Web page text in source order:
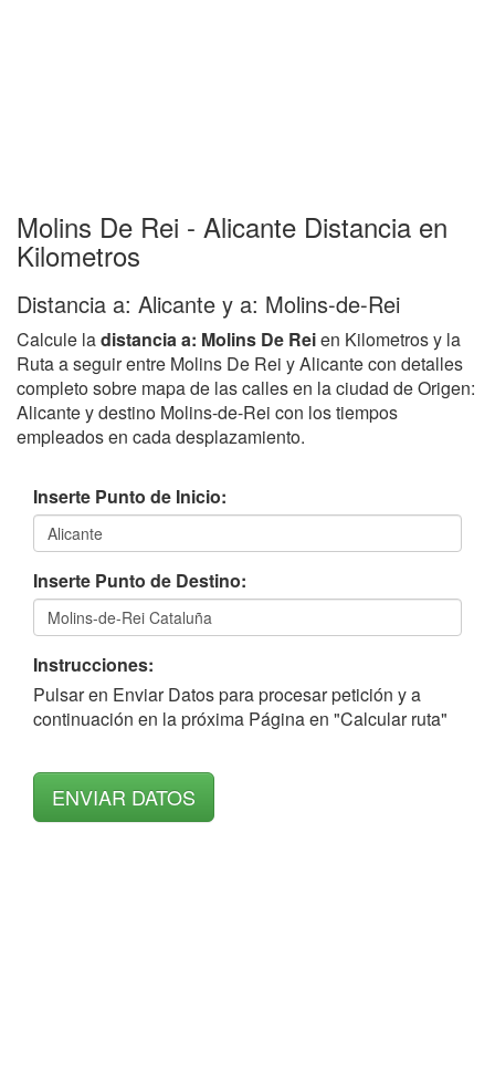
Molins De Rei - Alicante Distancia en
Kilometros
Distancia a: Alicante y a: Molins-de-Rei
Calcule ladistancia a: Molins De Reien Kilometros y la
Ruta a seguir entre Molins De Rei y Alicante con detalles
completo sobre mapa de las calles en la ciudad de Origen:
Alicante y destino Molins-de-Rei con los tiempos
empleados en cada desplazamiento.
Inserte Punto de Inicio:
Inserte Punto de Destino:
Instrucciones:
Pulsar en Enviar Datos para procesar petición y a
continuación en la próxima Página en "Calcular ruta"